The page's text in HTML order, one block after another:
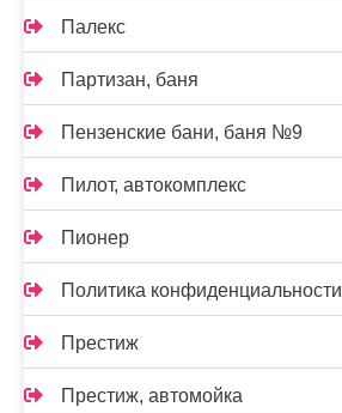
Палекс
Партизан, баня
Пензенские бани, баня №9
Пилот, автокомплекс
Пионер
Политика конфиденциальности
Престиж
Престиж, автомойка